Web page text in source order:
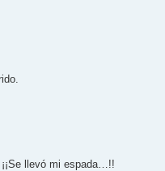
llevó mi espada…!!